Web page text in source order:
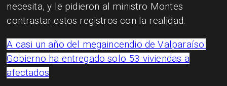
necesita, y le pidieron al ministro Montes
contrastar estos registros con la realidad.
A casi un año del megaincendio de Valparaíso:
Gobierno ha entregado solo 53 viviendas a
afectados